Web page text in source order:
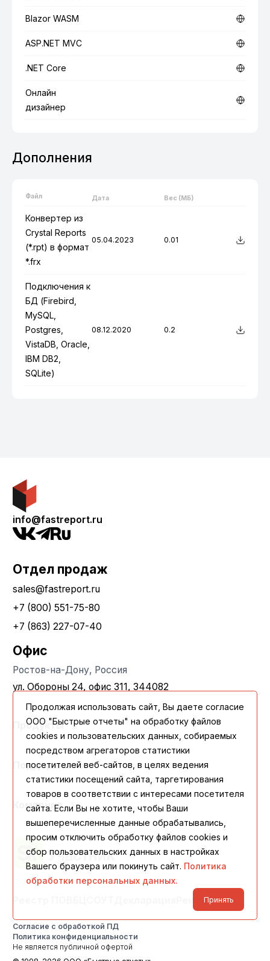
Blazor WASM
ASP.NET MVC
.NET Core
Онлайн
дизайнер
Дополнения
Файл Дата Вес (МБ)
Конвертер из
Crystal Reports
(*.rpt) в формат
*.frx
05.04.2023 0.01
Подключения к
БД (Firebird,
MySQL,
Postgres,
VistaDB, Oracle,
IBM DB2,
SQLite)
08.12.2020 0.2
info@fastreport.ru
Отдел продаж
sales@fastreport.ru
+7 (800) 551-75-80
+7 (863) 227-07-40
Офис
Ростов-на-Дону, Россия
ул. Обороны 24, офис 311, 344082
Продукты
Поддержка
Компания
Реквизиты
Согласие с обработкой ПД
Политика конфиденциальности
Не является публичной офертой
Продолжая использовать сайт, Вы даете согласие
ООО "Быстрые отчеты" на обработку файлов
cookies и пользовательских данных, собираемых
посредством агрегаторов статистики
посетителей веб-сайтов, в целях ведения
статистики посещений сайта, таргетирования
товаров в соответствии с интересами посетителя
сайта. Если Вы не хотите, чтобы Ваши
вышеперечисленные данные обрабатывались,
просим отключить обработку файлов cookies и
сбор пользовательских данных в настройках
Вашего браузера или покинуть сайт. Политика
обработки персональных данных.
Принять